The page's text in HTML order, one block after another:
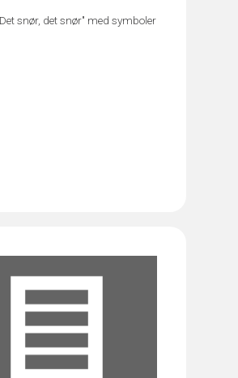
snør, det snør" med symboler